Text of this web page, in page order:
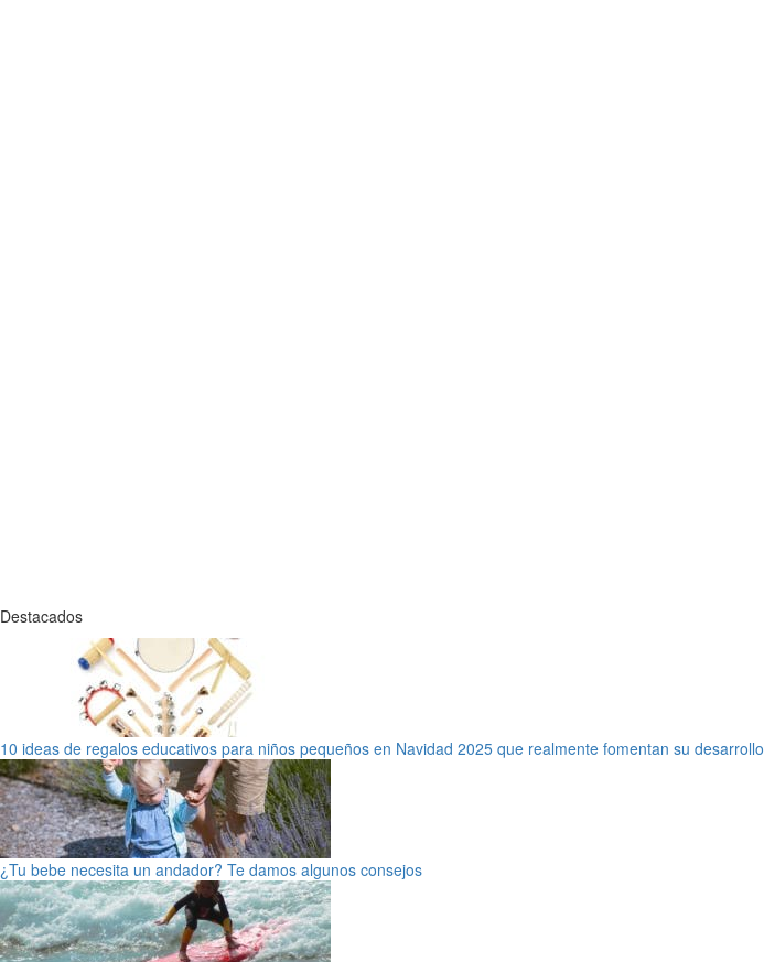
Destacados
10 ideas de regalos educativos para niños pequeños en Navidad 2025 que realmente fomentan su desarrollo
¿Tu bebe necesita un andador? Te damos algunos consejos